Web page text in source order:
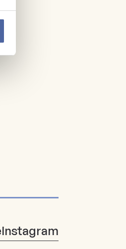
Instagram